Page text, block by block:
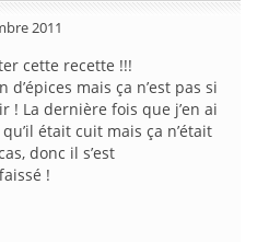
2011
cette recette !!!
d’épices mais ça n’est pas si
! La dernière fois que j’en ai
était cuit mais ça n’était
donc il s’est
!